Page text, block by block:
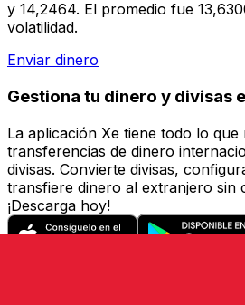
y 14,2464. El promedio fue
volatilidad.
Enviar dinero
Gestiona tu dinero y divisas
La aplicación Xe tiene todo lo que
transferencias de dinero
divisas. Convierte divisas,
transfiere dinero al extranjero sin
¡Descarga hoy!